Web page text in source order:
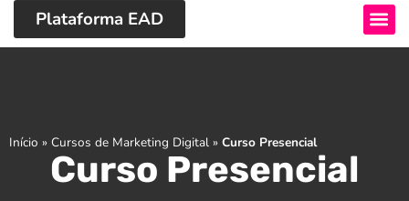
Plataforma EAD
Início » Cursos de Marketing Digital » Curso Presencial
Curso Presencial